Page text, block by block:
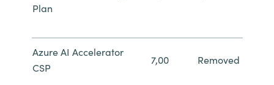
Plan
Azure AI Accelerator
CSP
7,00 Removed